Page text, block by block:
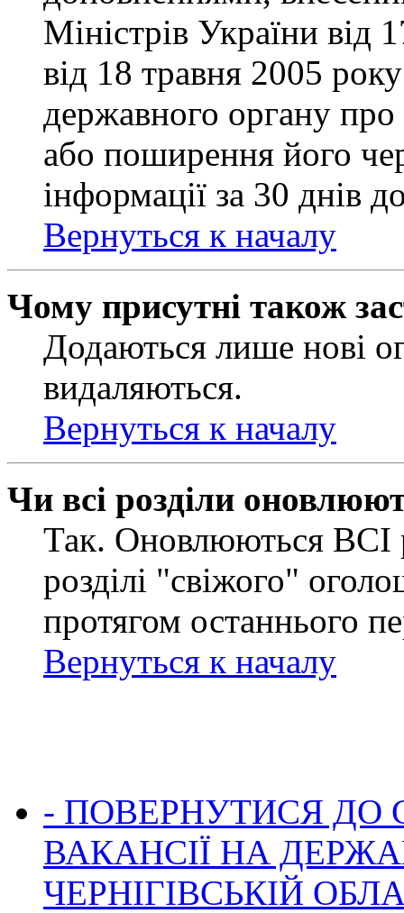
Міністрів України від
від 18 травня 2005
державного органу
або поширення його
інформації за 30 днів
Вернуться к началу
Чому присутні також
Додаються лише нові
видаляються.
Вернуться к началу
Чи всі розділи
Так. Оновлюються ВСІ
розділі "свіжого"
протягом останнього
Вернуться к началу
- ПОВЕРНУТИСЯ ДО
ВАКАНСІЇ НА
ЧЕРНІГІВСЬКІЙ